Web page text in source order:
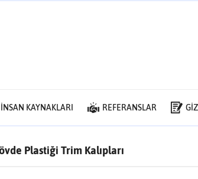
İNSAN KAYNAKLARI REFERANSLAR
Plastiği Trim Kalıpları